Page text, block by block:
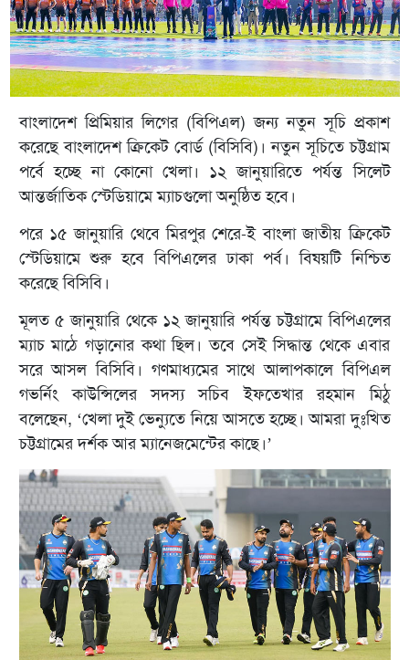
বাংলাদেশ প্রিমিয়ার লিগের (বিপিএল) জন্য নতুন সূচি প্রকাশ
করেছে বাংলাদেশ ক্রিকেট বোর্ড (বিসিবি)। নতুন সূচিতে চট্টগ্রাম
পর্বে হচ্ছে না কোনো খেলা। ১২ জানুয়ারিতে পর্যন্ত সিলেট
আন্তর্জাতিক স্টেডিয়ামে ম্যাচগুলো অনুষ্ঠিত হবে।
পরে ১৫ জানুয়ারি থেবে মিরপুর শেরে-ই বাংলা জাতীয় ক্রিকেট
স্টেডিয়ামে শুরু হবে বিপিএলের ঢাকা পর্ব। বিষয়টি নিশ্চিত
করেছে বিসিবি।
মূলত ৫ জানুয়ারি থেকে ১২ জানুয়ারি পর্যন্ত চট্টগ্রামে বিপিএলের
ম্যাচ মাঠে গড়ানোর কথা ছিল। তবে সেই সিদ্ধান্ত থেকে এবার
সরে আসল বিসিবি। গণমাধ্যমের সাথে আলাপকালে বিপিএল
গভর্নিং কাউন্সিলের সদস্য সচিব ইফতেখার রহমান মিঠু
বলেছেন, ‘খেলা দুই ভেন্যুতে নিয়ে আসতে হচ্ছে। আমরা দুঃখিত
চট্টগ্রামের দর্শক আর ম্যানেজমেন্টের কাছে।’